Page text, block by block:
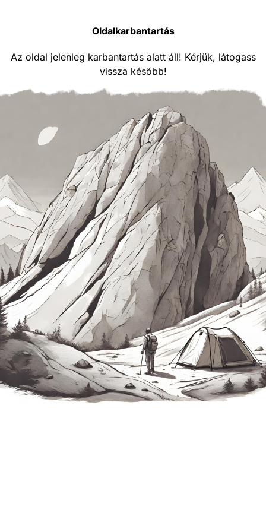
Oldalkarbantartás
Az oldal jelenleg karbantartás alatt áll! Kérjük, látogass
vissza később!